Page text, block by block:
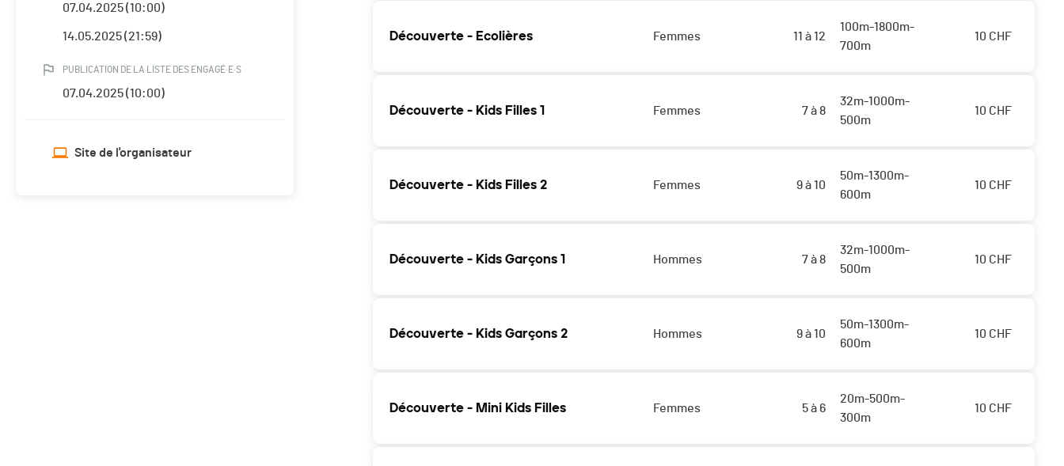
07.04.2025 (10:00)
14.05.2025 (21:59)
PUBLICATION DE LA LISTE DES ENGAGÉ·E·S
07.04.2025 (10:00)
Site de l'organisateur
Découverte - Ecolières Femmes 11 à 12
100m-1800m-
700m
10 CHF
Découverte - Kids Filles 1 Femmes 7 à 8
32m-1000m-
500m
10 CHF
Découverte - Kids Filles 2 Femmes 9 à 10
50m-1300m-
600m
10 CHF
Découverte - Kids Garçons 1 Hommes 7 à 8
32m-1000m-
500m
10 CHF
Découverte - Kids Garçons 2 Hommes 9 à 10
50m-1300m-
600m
10 CHF
Découverte - Mini Kids Filles Femmes 5 à 6
20m-500m-
300m
10 CHF